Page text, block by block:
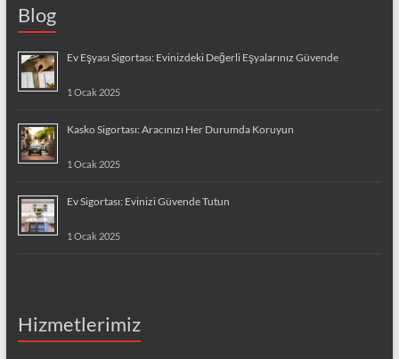
Blog
Ev Eşyası Sigortası: Evinizdeki Değerli Eşyalarınız Güvende
1 Ocak 2025
Kasko Sigortası: Aracınızı Her Durumda Koruyun
1 Ocak 2025
Ev Sigortası: Evinizi Güvende Tutun
1 Ocak 2025
Hizmetlerimiz